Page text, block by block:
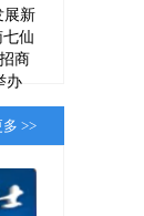
展新
仙
商
办
多 >>